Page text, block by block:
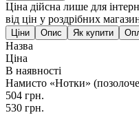
Ціна дійсна лише для
від цін у роздрібних
Ціни Опис Як купити
Назва
Ціна
В наявності
Намисто «Нотки»
504 грн.
530 грн.